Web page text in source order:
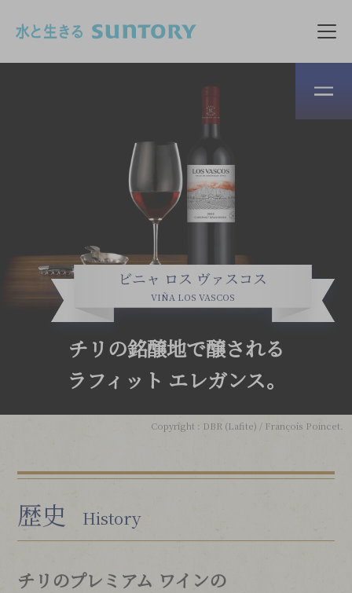
メ
ビニャ ロス ヴァスコス
VIÑA LOS VASCOS
チリの銘醸地で醸される
ラフィット エレガンス。
Copyright : DBR (Lafite) / François Poincet.
歴史 History
チリのプレミアム ワインの